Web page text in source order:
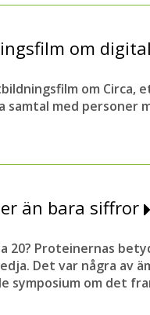
om
om Circa,
samtal med personer
än bara siffror
20? Proteinernas
Det var några av
symposium om det